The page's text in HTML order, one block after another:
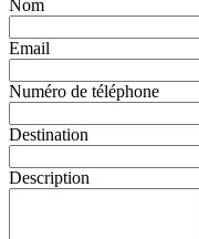
Nom
Email
Numéro de téléphone
Destination
Description